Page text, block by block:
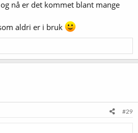
nå er det kommet blant mange
aldri er i bruk
#29